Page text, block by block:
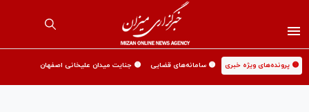
🟡 پرونده‌های ویژه خبری 🟡 سامانه‌های قضایی 🟡 جنایت میدان علیخانی اصفهان